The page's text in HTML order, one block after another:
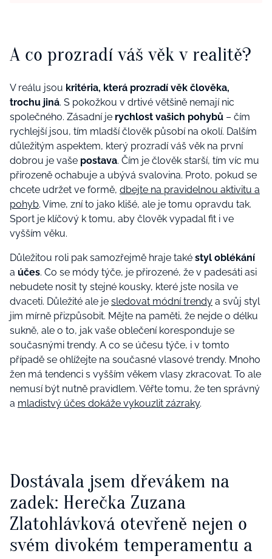
A co prozradí váš věk v realitě?
V reálu jsou kritéria, která prozradí věk člověka,
trochu jiná. S pokožkou v drtivé většině nemají nic
společného. Zásadní je rychlost vašich pohybů – čím
rychlejší jsou, tím mladší člověk působí na okolí. Dalším
důležitým aspektem, který prozradí váš věk na první
dobrou je vaše postava. Čím je člověk starší, tím víc mu
přirozeně ochabuje a ubývá svalovina. Proto, pokud se
chcete udržet ve formě, dbejte na pravidelnou aktivitu a
pohyb. Víme, zní to jako klišé, ale je tomu opravdu tak.
Sport je klíčový k tomu, aby člověk vypadal fit i ve
vyšším věku.
Důležitou roli pak samozřejmě hraje také styl oblékání
a účes. Co se módy týče, je přirozené, že v padesáti asi
nebudete nosit ty stejné kousky, které jste nosila ve
dvaceti. Důležité ale je sledovat módní trendy a svůj styl
jim mírně přizpůsobit. Mějte na paměti, že nejde o délku
sukně, ale o to, jak vaše oblečení koresponduje se
současnými trendy. A co se účesu týče, i v tomto
případě se ohlížejte na současné vlasové trendy. Mnoho
žen má tendenci s vyšším věkem vlasy zkracovat. To ale
nemusí být nutně pravidlem. Věřte tomu, že ten správný
a mladistvý účes dokáže vykouzlit zázraky.
Dostávala jsem dřevákem na
zadek: Herečka Zuzana
Zlatohlávková otevřeně nejen o
svém divokém temperamentu a